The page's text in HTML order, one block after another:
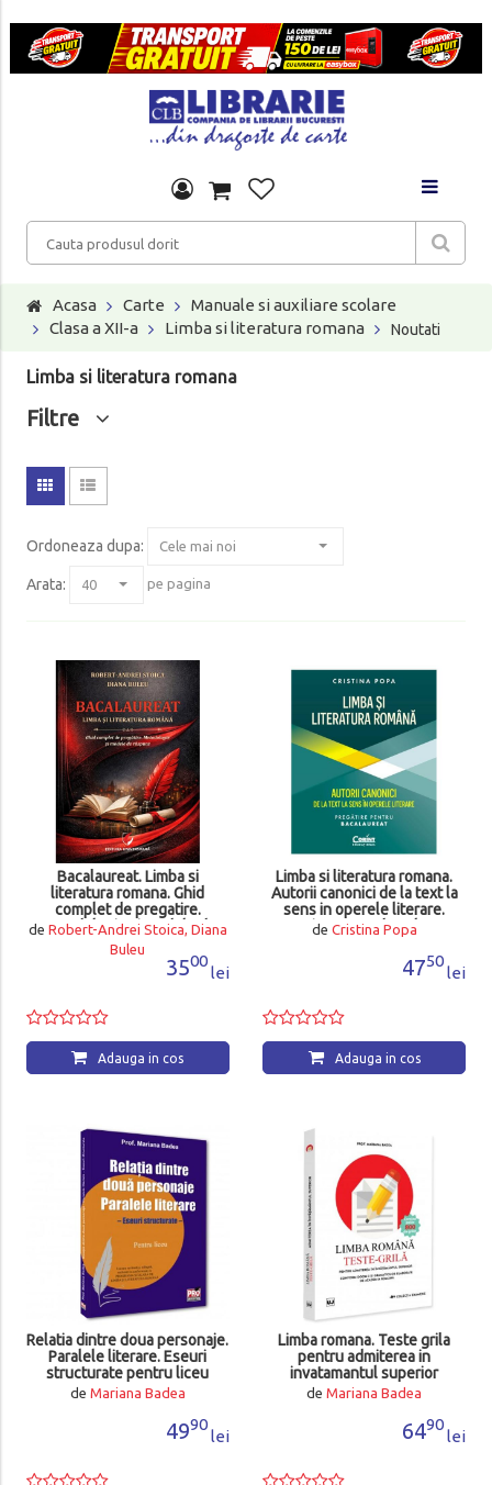
Acasa Carte
Manuale si auxiliare scolare
Clasa a XII-a
Limba si literatura romana Noutati
Limba si literatura romana
Filtre
Ordoneaza dupa:
Arata: pe pagina
Bacalaureat. Limba si
literatura romana. Ghid
complet de pregatire.
Metodologie si modele de
raspuns
de Robert-Andrei Stoica, Diana
Buleu
3500
lei
Adauga in cos
Limba si literatura romana.
Autorii canonici de la text la
sens in operele literare.
Pregatire pentru bacalaureat
de Cristina Popa
4750
lei
Adauga in cos
Relatia dintre doua personaje.
Paralele literare. Eseuri
structurate pentru liceu
de Mariana Badea
4990
lei
Limba romana. Teste grila
pentru admiterea in
invatamantul superior
de Mariana Badea
6490
lei